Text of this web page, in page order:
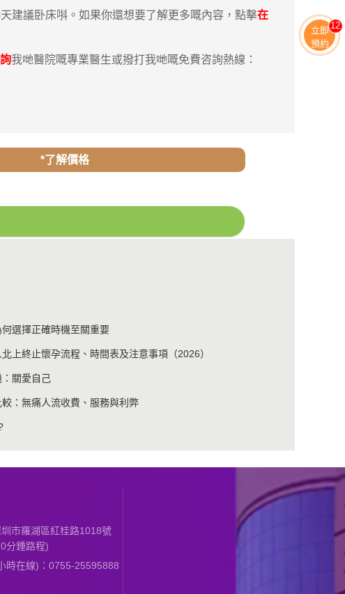
建議卧床唞。如果你還想要了解更多嘅內容，點擊在
我哋醫院嘅專業醫生或撥打我哋嘅免費咨詢熱線：
*了解價格
選擇正確時機至關重要
上終止懷孕流程、時間表及注意事項（2026）
關愛自己
：無痛人流收費、服務與利弊
市羅湖區紅桂路1018號
分鍾路程)
時在線)：0755-25595888
立即
預約
11